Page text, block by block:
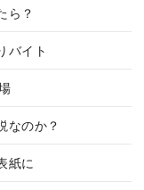
ら？
バイト
なのか？
紙に